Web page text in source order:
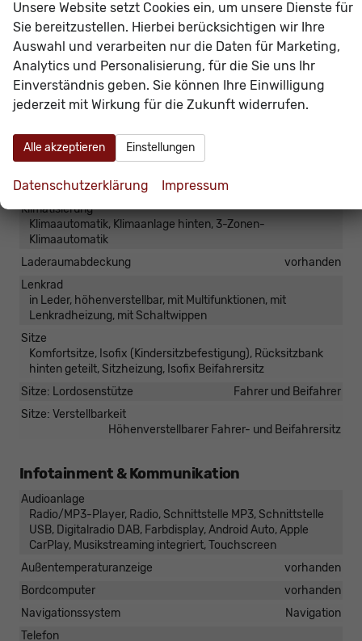
kompatible Smartphone-Apps (z.B. Google Maps
oder Apple Karten) über denFahrzeugbildschirm
möglich.
Innen
Doppelter Laderaumboden
Fensterheber
Innenraumfilter
Klimatisierung
Klimaautomatik, Klimaanlage hinten, 3-Zonen-
Klimaautomatik
Laderaumabdeckung
vorhanden
Lenkrad
in Leder, höhenverstellbar, mit Multifunktionen, mit
Lenkradheizung, mit Schaltwippen
Sitze
Komfortsitze, Isofix (Kindersitzbefestigung), Rücksitzbank
hinten geteilt, Sitzheizung, Isofix Beifahrersitz
Sitze: Lordosenstütze
Fahrer und Beifahrer
Sitze: Verstellbarkeit
Höhenverstellbarer Fahrer- und Beifahrersitz
Infotainment & Kommunikation
Audioanlage
Radio/MP3-Player, Radio, Schnittstelle MP3, Schnittstelle
USB, Digitalradio DAB, Farbdisplay, Android Auto, Apple
CarPlay, Musikstreaming integriert, Touchscreen
Außentemperaturanzeige
vorhanden
Bordcomputer
vorhanden
Navigationssystem
Navigation
Telefon
Unsere Website setzt Cookies ein, um unsere Dienste für
Sie bereitzustellen. Hierbei berücksichtigen wir Ihre
Auswahl und verarbeiten nur die Daten für Marketing,
Analytics und Personalisierung, für die Sie uns Ihr
Einverständnis geben. Sie können Ihre Einwilligung
jederzeit mit Wirkung für die Zukunft widerrufen.
Alle akzeptieren Einstellungen
Datenschutzerklärung Impressum